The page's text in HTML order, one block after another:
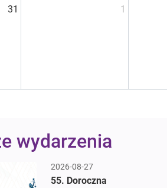
31 1
wydarzenia
2026-08-27
55. Doroczna